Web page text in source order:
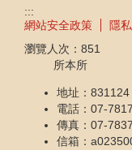
:::
網站安全政策
隱
瀏覽人次： 851
所本所
地址：
電話：07-
傳真：07-
信箱：